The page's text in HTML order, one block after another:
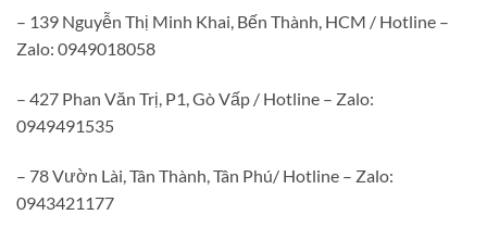
– 139 Nguyễn Thị Minh Khai, Bến Thành, HCM / Hotline –
Zalo: 0949018058
– 427 Phan Văn Trị, P1, Gò Vấp / Hotline – Zalo:
0949491535
– 78 Vườn Lài, Tân Thành, Tân Phú/ Hotline – Zalo:
0943421177